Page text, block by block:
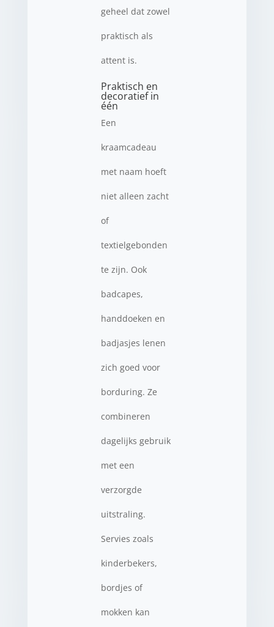
geheel dat zowel
praktisch als
attent is.
Praktisch en
decoratief in
één
Een
kraamcadeau
met naam hoeft
niet alleen zacht
of
textielgebonden
te zijn. Ook
badcapes,
handdoeken en
badjasjes lenen
zich goed voor
borduring. Ze
combineren
dagelijks gebruik
met een
verzorgde
uitstraling.
Servies zoals
kinderbekers,
bordjes of
mokken kan